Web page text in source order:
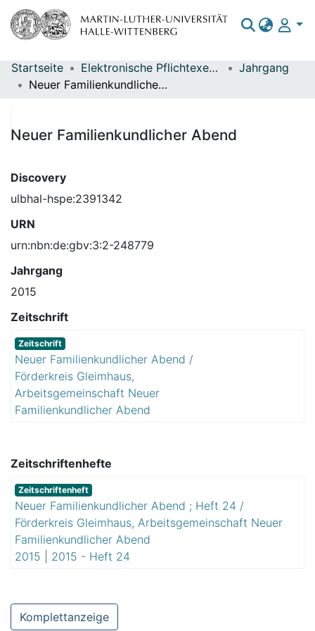
Bereiche & Sammlungen
Statistiken
Startseite Elektronische Pflichtexemplare
Jahrgang
Neuer Familienkundlicher Abend
Neuer Familienkundlicher Abend
Discovery
ulbhal-hspe:2391342
URN
urn:nbn:de:gbv:3:2-248779
Jahrgang
2015
Zeitschrift
Zeitschrift
Neuer Familienkundlicher Abend /
Förderkreis Gleimhaus,
Arbeitsgemeinschaft Neuer
Familienkundlicher Abend
Zeitschriftenhefte
Zeitschriftenheft
Neuer Familienkundlicher Abend ; Heft 24 /
Förderkreis Gleimhaus, Arbeitsgemeinschaft Neuer
Familienkundlicher Abend
2015
2015 - Heft 24
Komplettanzeige